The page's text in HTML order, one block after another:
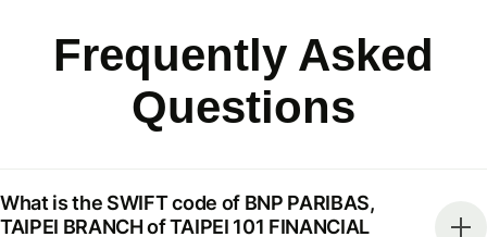
Frequently Asked
Questions
What is the SWIFT code of BNP PARIBAS,
TAIPEI BRANCH of TAIPEI 101 FINANCIAL